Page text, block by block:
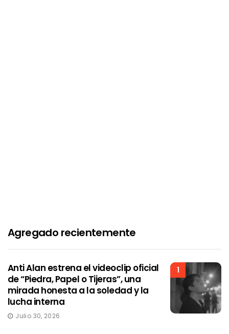
Agregado recientemente
1
Anti Alan estrena el videoclip oficial
de “Piedra, Papel o Tijeras”, una
mirada honesta a la soledad y la
lucha interna
Julio 30, 2026